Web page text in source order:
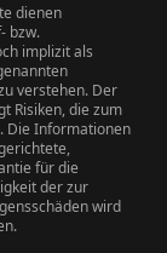
dienen
bzw.
implizit als
verstehen. Der
Risiken, die zum
Die Informationen
für die
der zur
wird